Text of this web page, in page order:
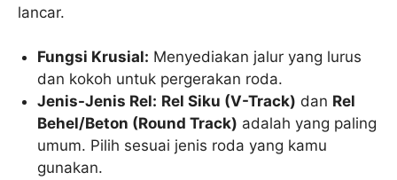
lancar.
Fungsi Krusial: Menyediakan jalur yang lurus
dan kokoh untuk pergerakan roda.
Jenis-Jenis Rel: Rel Siku (V-Track) dan Rel
Behel/Beton (Round Track) adalah yang paling
umum. Pilih sesuai jenis roda yang kamu
gunakan.